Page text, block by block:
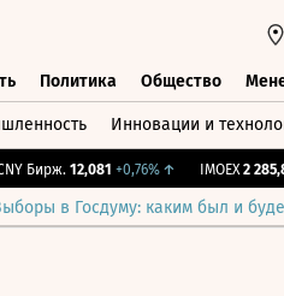
Политика Общество
Инновации и
Бирж. 12,081 +0,76%↑ IMOEX 2
в Госдуму: каким был и